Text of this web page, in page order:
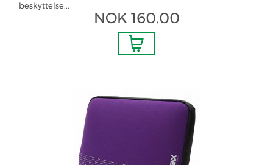
beskyttelse...
NOK 160.00